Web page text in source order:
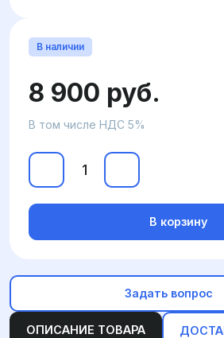
ОПИСАНИЕ ТОВАРА
В наличии
8 900 руб.
В том числе НДС 5%
В корзину
Задать вопрос